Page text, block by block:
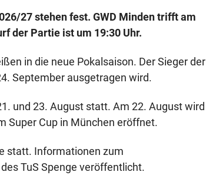
27 stehen fest. GWD Minden trifft am
der Partie ist um 19:30 Uhr.
in die neue Pokalsaison. Der Sieger der
September ausgetragen wird.
und 23. August statt. Am 22. August wird
Super Cup in München eröffnet.
statt. Informationen zum
TuS Spenge veröffentlicht.